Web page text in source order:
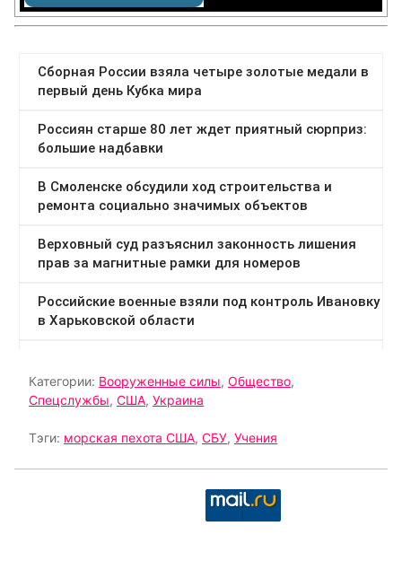
Категории: Вооруженные силы, Общество,
Спецслужбы, США, Украина
Тэги: морская пехота США, СБУ, Учения